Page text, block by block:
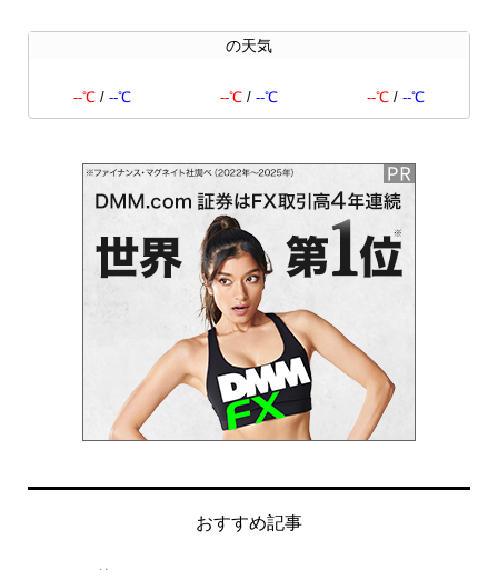
の天気
--℃/ --℃ --℃/ --℃ --℃ /--℃
おすすめ記事